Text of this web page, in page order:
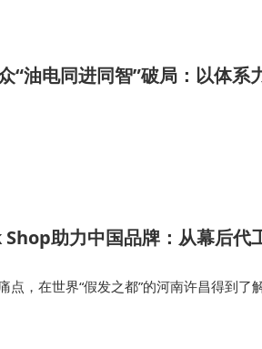
更舒适的阅读体验。科大讯飞Air2Pro在
“油电同进同智”破局：以体系
助力中国品牌：从幕后代
点，在世界“假发之都”的河南许昌得到
有品牌Finjani后，借力…